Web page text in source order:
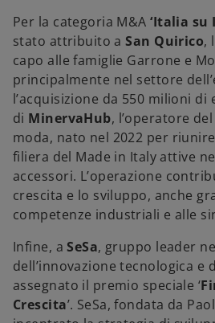
Per la categoria M&A‘Italia su
stato attribuito aSan Quirico,
capo alle famiglie Garrone e
principalmente nel settore
l’acquisizione da 550 milioni di
di MinervaHub, l’operatore
moda, nato nel 2022 per
filiera del Made in Italy attive
accessori. L’operazione
crescita e lo sviluppo, anche
competenze industriali e alle
Infine, aSeSa, gruppo leader
dell’innovazione tecnologica e
assegnato il premio speciale ‘
Crescita’. SeSa, fondata da